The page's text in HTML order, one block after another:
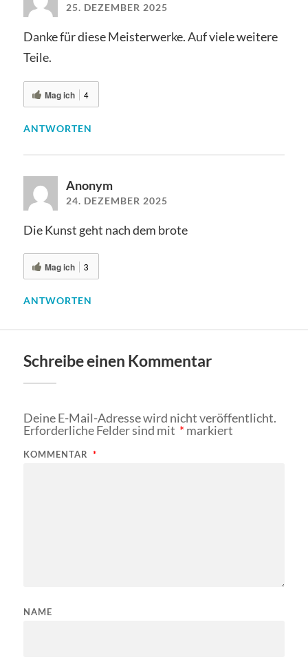
25. DEZEMBER 2025
Danke für diese Meisterwerke. Auf viele weitere
Teile.
Mag ich 4
ANTWORTEN
Anonym
24. DEZEMBER 2025
Die Kunst geht nach dem brote
Mag ich 3
ANTWORTEN
Schreibe einen Kommentar
Deine E-Mail-Adresse wird nicht veröffentlicht.
Erforderliche Felder sind mit *markiert
KOMMENTAR *
NAME